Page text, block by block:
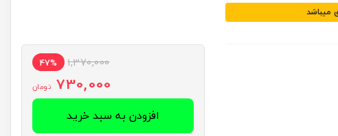
1,370,000
47%
730,000 تومان
افزودن به سبد خرید